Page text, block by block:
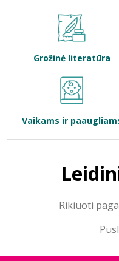
Bibliotekoms
Grožinė literatūra
Vaikams ir
Rikiuoti